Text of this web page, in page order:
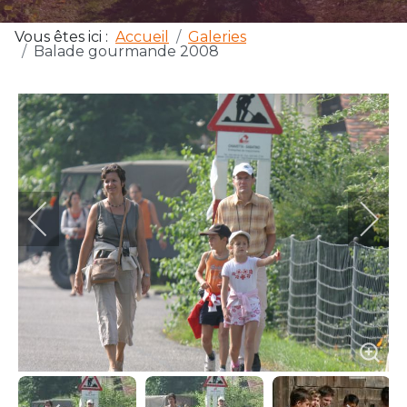
Vous êtes ici : Accueil
Galeries
Balade gourmande 2008